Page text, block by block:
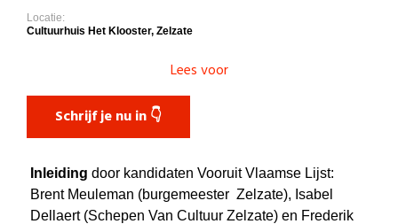
Locatie:
Cultuurhuis Het Klooster, Zelzate
Lees voor
Schrijf je nu in 👇
Inleidingdoor kandidaten Vooruit Vlaamse Lijst:
Brent Meuleman (burgemeester Zelzate), Isabel
Dellaert (Schepen Van Cultuur Zelzate) en Frederik